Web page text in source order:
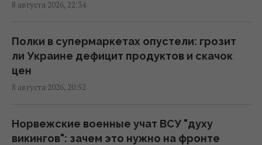
предостерег от ошибочного взгляда на
18:43 суббота, 08 августа 2026
"Молимся, когда везем пациента": медики
рассказали BBC об охоте российских
18:35 суббота, 08 августа 2026
8 августа 2026, 22:34
Полки в супермаркетах опустели: грозит
ли Украине дефицит продуктов и скачок
цен
8 августа 2026, 20:52
Норвежские военные учат ВСУ "духу
викингов": зачем это нужно на фронте